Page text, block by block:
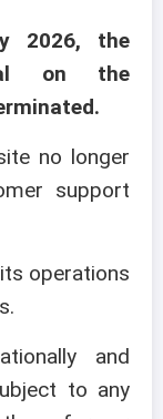
2026, the
on the
no longer
support
operations
and
to any